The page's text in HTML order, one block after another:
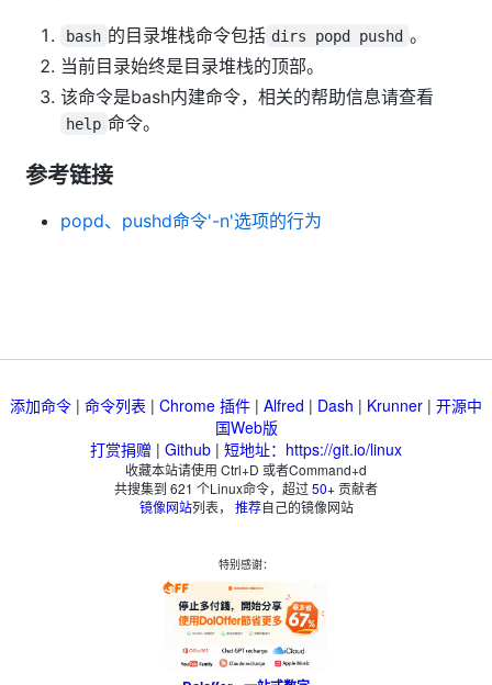
bash 的目录堆栈命令包括 dirs popd pushd 。
当前目录始终是目录堆栈的顶部。
该命令是bash内建命令，相关的帮助信息请查看
help 命令。
参考链接
popd、pushd命令'-n'选项的行为
添加命令 | 命令列表 | Chrome 插件 | Alfred | Dash | Krunner | 开源中
国Web版
打赏捐赠 | Github | 短地址：https://git.io/linux
收藏本站请使用 Ctrl+D 或者Command+d
共搜集到 621 个Linux命令，超过50+贡献者
镜像网站列表， 推荐自己的镜像网站
特别感谢：